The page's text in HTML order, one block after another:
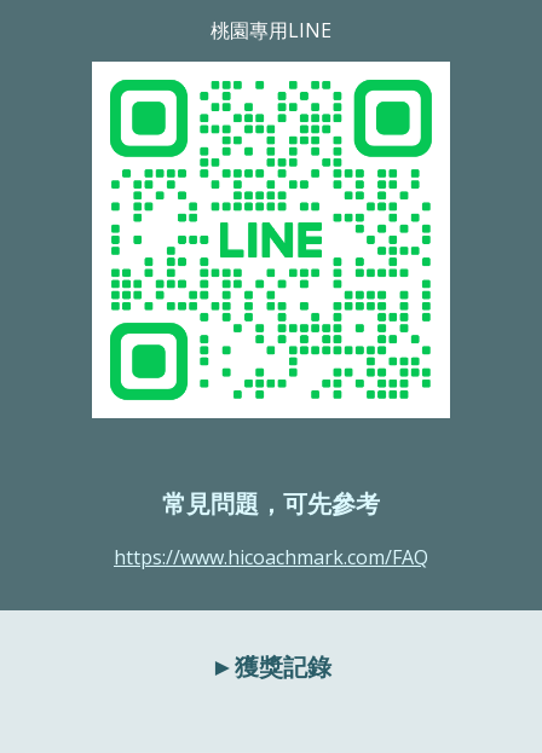
桃園專用LINE
常見問題，可先參考
https://www.hicoachmark.com/FAQ
►獲獎記錄